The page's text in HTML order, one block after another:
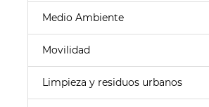
Medio Ambiente
Movilidad
Limpieza y residuos urbanos